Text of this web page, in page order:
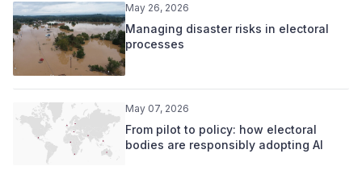
May 26, 2026
Managing disaster risks in electoral
processes
May 07, 2026
From pilot to policy: how electoral
bodies are responsibly adopting AI